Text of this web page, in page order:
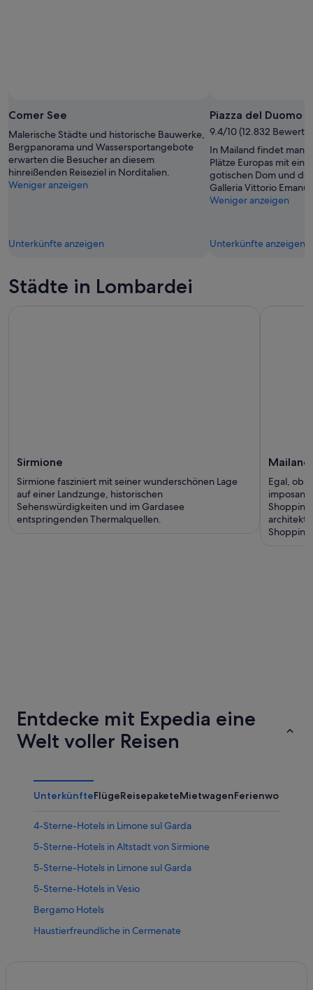
Comer See
Malerische Städte und historische Bauwerke,
Bergpanorama und Wassersportangebote
erwarten die Besucher an diesem
hinreißenden Reiseziel in Norditalien.
Weniger anzeigen
Unterkünfte anzeigen
Piazza del Duomo
9.4/10 (12.832
In Mailand findet man
Plätze Europas mit
gotischen Dom und
Galleria Vittorio
Weniger anzeigen
Unterkünfte anzeigen
Städte in Lombardei
Sirmione
Sirmione fasziniert mit seiner wunderschönen Lage
auf einer Landzunge, historischen
Sehenswürdigkeiten und im Gardasee
entspringenden Thermalquellen.
Egal, ob
Entdecke mit Expedia eine
Welt voller Reisen
UnterkünfteFlügeReisepaketeMietwagen
4-Sterne-Hotels in Limone sul Garda
5-Sterne-Hotels in Altstadt von Sirmione
5-Sterne-Hotels in Limone sul Garda
5-Sterne-Hotels in Vesio
Bergamo Hotels
Haustierfreundliche in Cermenate